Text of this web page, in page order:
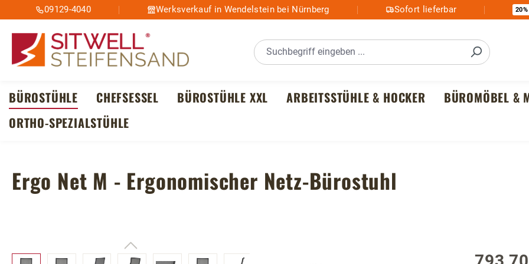
Hauptinhalt springen
Zur Suche springen
Zur Hauptnavigation springen
09129-4040 Werksverkauf in Wendelstein bei Nürnberg Sofort lieferbar 20%
BÜROSTÜHLE CHEFSESSEL BÜROSTÜHLE XXL ARBEITSSTÜHLE & HOCKER BÜROMÖBEL &
ORTHO-SPEZIALSTÜHLE
Ergo Net M - Ergonomischer Netz-Bürostuhl
Bildergalerie überspringen